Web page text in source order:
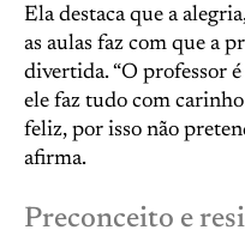
Ela destaca que a
as aulas faz com que a
divertida. “O professor
ele faz tudo com
feliz, por isso não
afirma.
Preconceito e